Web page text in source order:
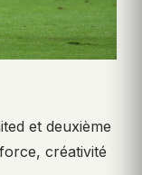
et deuxième
créativité